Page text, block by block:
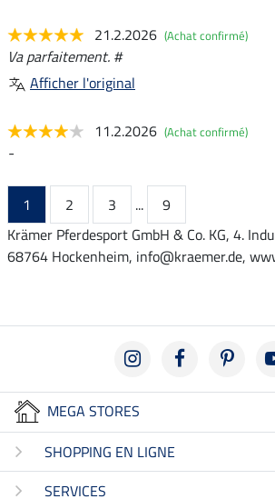
21.2.2026 (Achat confirmé)
Va parfaitement. #
Afficher l'original
11.2.2026 (Achat confirmé)
-
1 2 3 ...
9
Krämer Pferdesport GmbH & Co. KG, 4.
68764 Hockenheim, info@kraemer.de,
MEGA STORES
SHOPPING EN LIGNE
SERVICES